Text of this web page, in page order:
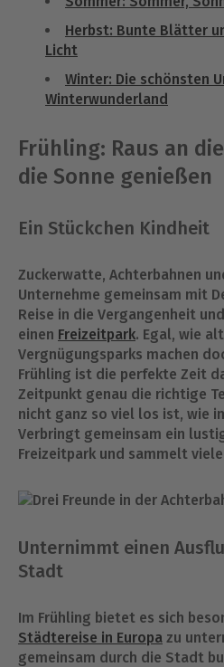
Herbst: Bunte Blätter
Licht
Winter: Die schönsten
Winterwunderland
Frühling: Raus an
die Sonne genießen
Ein Stückchen Kindheit
Zuckerwatte, Achterbahnen
Unternehme gemeinsam mit
Reise in die Vergangenheit
einen Freizeitpark. Egal, wie
Vergnügungsparks machen
Frühling ist die perfekte Zeit
Zeitpunkt genau die richtige
nicht ganz so viel los ist, wie
Verbringt gemeinsam ein
Freizeitpark und sammelt
Unternimmt einen
Stadt
Im Frühling bietet es sich
Städtereise in Europa zu
gemeinsam durch die Stadt